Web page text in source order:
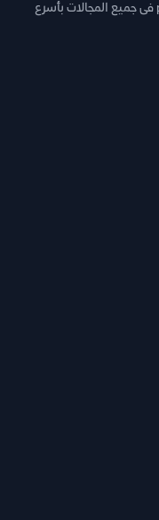
والروايات والقصص وغيرها من كتب مجانية pdf فى جميع المجالات بأسرع